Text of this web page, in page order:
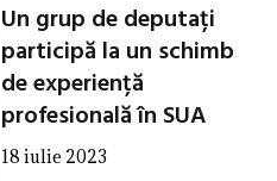
Un grup de deputați
participă la un schimb
de experiență
profesională în SUA
18 iulie 2023